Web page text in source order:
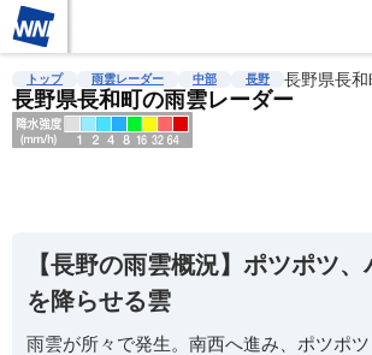
雨雲レーダー 台風情報 地震情報 警報・注
トップ 雨雲レーダー 中部 長野 長野県長和
長野県長和町の雨雲レーダー
天
【長野の雨雲概況】ポツポツ
を降らせる雲
雨雲が所々で発生。南西へ進み、ポツポ